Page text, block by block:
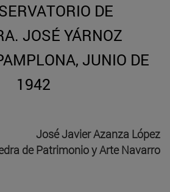
DE
JOSÉ YÁRNOZ
JUNIO DE
1942
José Javier Azanza López
de Patrimonio y Arte Navarro